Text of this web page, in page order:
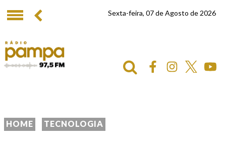
Sexta-feira, 07 de Agosto de 2026
HOME TECNOLOGIA